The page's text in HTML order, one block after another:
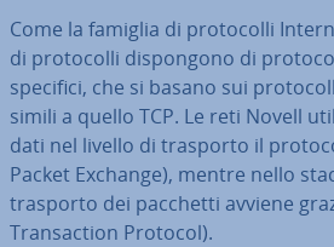
Come la famiglia di pro­to­col­li
di pro­to­col­li di­spon­go­no di
specifici, che si basano sui
simili a quello TCP. Le reti Novell
dati nel livello di trasporto il
Packet Exchange), mentre nello
trasporto dei pacchetti avviene
Tran­sac­tion Protocol).